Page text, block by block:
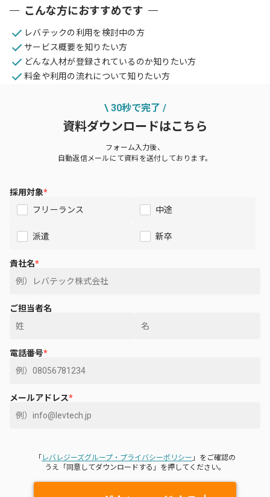
こんな方におすすめです
レバテックの利用を検討中の方
サービス概要を知りたい方
どんな人材が登録されているのか知りたい方
料金や利用の流れについて知りたい方
\ 30秒で完了 /
資料ダウンロードはこちら
フォーム入力後、
自動返信メールにて資料を送付しております。
採用対象*
フリーランス
中途
派遣 新卒
貴社名*
ご担当者名
電話番号*
メールアドレス*
「 レバレジーズグループ・プライバシーポリシー 」をご確認の
うえ「同意してダウンロードする」を押してください。